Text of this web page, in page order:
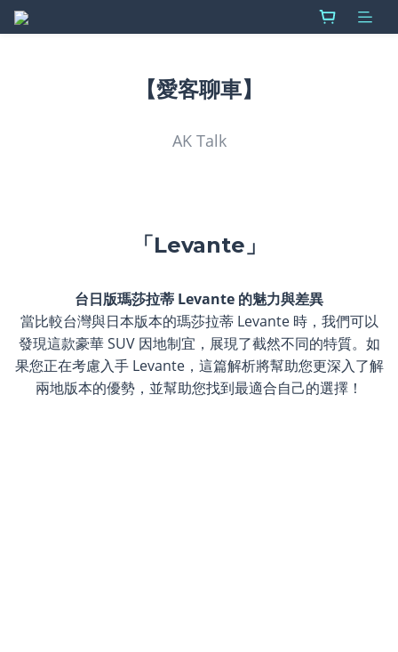
【愛客聊車】
AK Talk
「Levante」
台日版瑪莎拉蒂 Levante 的魅力與差異
當比較台灣與日本版本的瑪莎拉蒂 Levante 時，我們可以
發現這款豪華 SUV 因地制宜，展現了截然不同的特質。如
果您正在考慮入手 Levante，這篇解析將幫助您更深入了解
兩地版本的優勢，並幫助您找到最適合自己的選擇！